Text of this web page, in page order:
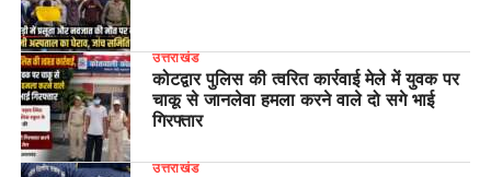
उत्तराखंड
कोटद्वार पुलिस की त्वरित कार्रवाई मेले में युवक पर
चाकू से जानलेवा हमला करने वाले दो सगे भाई
गिरफ्तार
उत्तराखंड